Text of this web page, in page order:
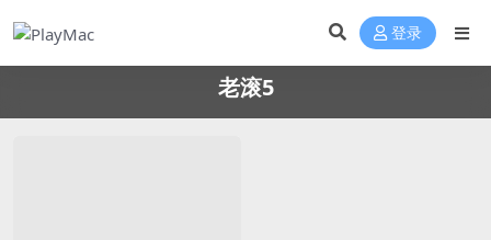
登录
老滚5